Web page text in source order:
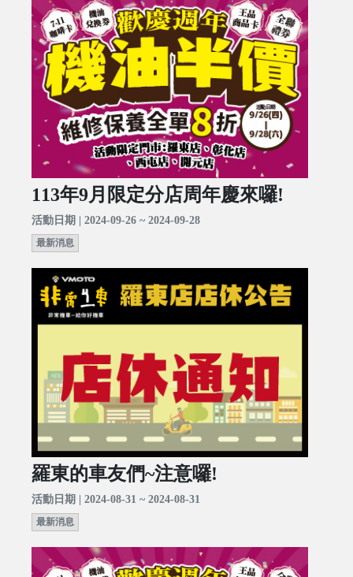
113年9月限定分店周年慶來囉!
活動日期 | 2024-09-26 ~ 2024-09-28
最新消息
羅東的車友們~注意囉!
活動日期 | 2024-08-31 ~ 2024-08-31
最新消息